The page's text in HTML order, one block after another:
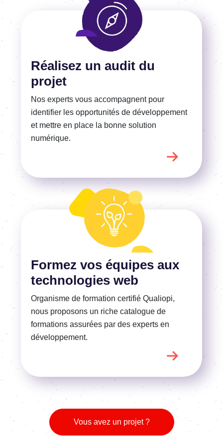
Réalisez un audit du
projet
Nos experts vous accompagnent pour
identifier les opportunités de développement
et mettre en place la bonne solution
numérique.
En savoir plus
Formez vos équipes aux
technologies web
Organisme de formation certifié Qualiopi,
nous proposons un riche catalogue de
formations assurées par des experts en
développement.
En savoir plus
Vous avez un projet ?